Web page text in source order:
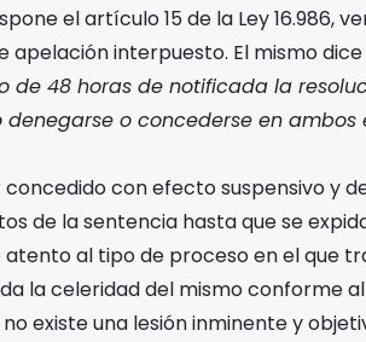
el artículo 15 de la Ley 16.986,
apelación interpuesto. El mismo dice
de 48 horas de notificada la
o concederse en
con efecto suspensivo y
de la sentencia hasta que se
al tipo de proceso en el que
la celeridad del mismo conforme
existe una lesión inminente y